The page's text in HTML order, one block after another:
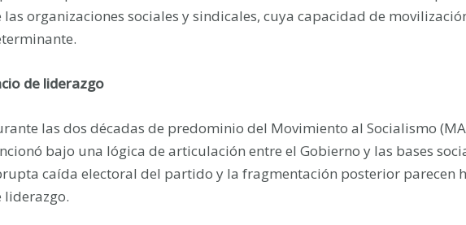
las organizaciones sociales y sindicales, cuya capacidad de
de liderazgo
las dos décadas de predominio del Movimiento al Socialismo
bajo una lógica de articulación entre el Gobierno y las bases
caída electoral del partido y la fragmentación posterior parecen
liderazgo.